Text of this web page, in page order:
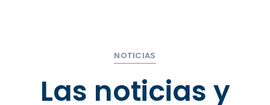
NOTICIAS
Las noticias y